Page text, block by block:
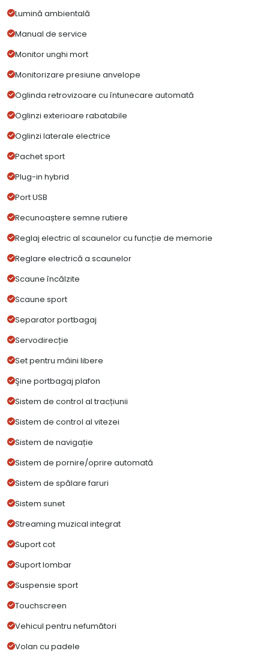
Lumină ambientală
Manual de service
Monitor unghi mort
Monitorizare presiune anvelope
Oglinda retrovizoare cu întunecare automată
Oglinzi exterioare rabatabile
Oglinzi laterale electrice
Pachet sport
Plug-in hybrid
Port USB
Recunoaștere semne rutiere
Reglaj electric al scaunelor cu funcție de memorie
Reglare electrică a scaunelor
Scaune încălzite
Scaune sport
Separator portbagaj
Servodirecție
Set pentru mâini libere
Şine portbagaj plafon
Sistem de control al tracțiunii
Sistem de control al vitezei
Sistem de navigație
Sistem de pornire/oprire automată
Sistem de spălare faruri
Sistem sunet
Streaming muzical integrat
Suport cot
Suport lombar
Suspensie sport
Touchscreen
Vehicul pentru nefumători
Volan cu padele